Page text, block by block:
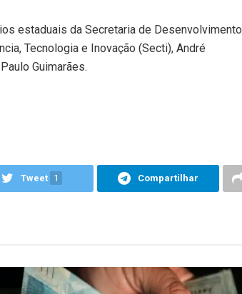
estaduais da Secretaria de Desenvolvimento
Tecnologia e Inovação (Secti), André
Guimarães.
Tweet 1 Compartilhar